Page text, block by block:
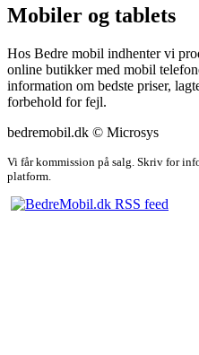
Mobiler og tablets
Hos Bedre mobil indhenter vi
online butikker med mobil
information om bedste priser,
forbehold for fejl.
bedremobil.dk © Microsys
Vi får kommission på salg. Skriv for
platform.